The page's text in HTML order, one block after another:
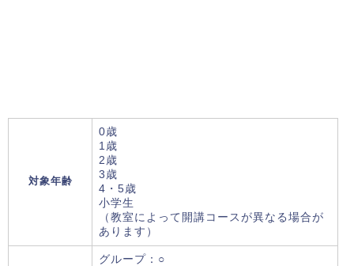
対象年齢
0歳
1歳
2歳
3歳
4・5歳
小学生
（教室によって開講コースが異なる場合が
あります）
グループ：○